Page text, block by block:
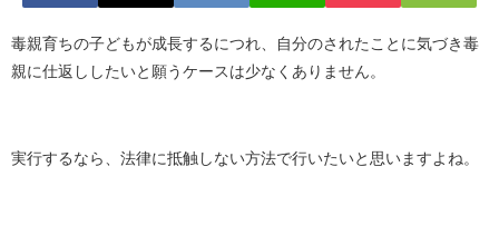
毒親育ちの子どもが成長するにつれ、自分のされたことに気づき毒
親に仕返ししたいと願うケースは少なくありません。
実行するなら、法律に抵触しない方法で行いたいと思いますよね。